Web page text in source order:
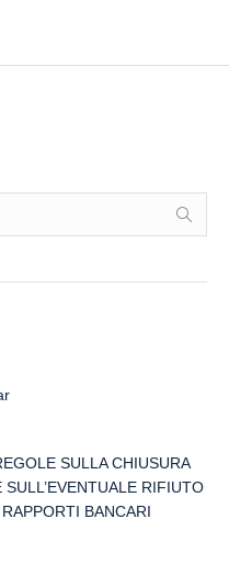
SULLA CHIUSURA
RIFIUTO
BANCARI